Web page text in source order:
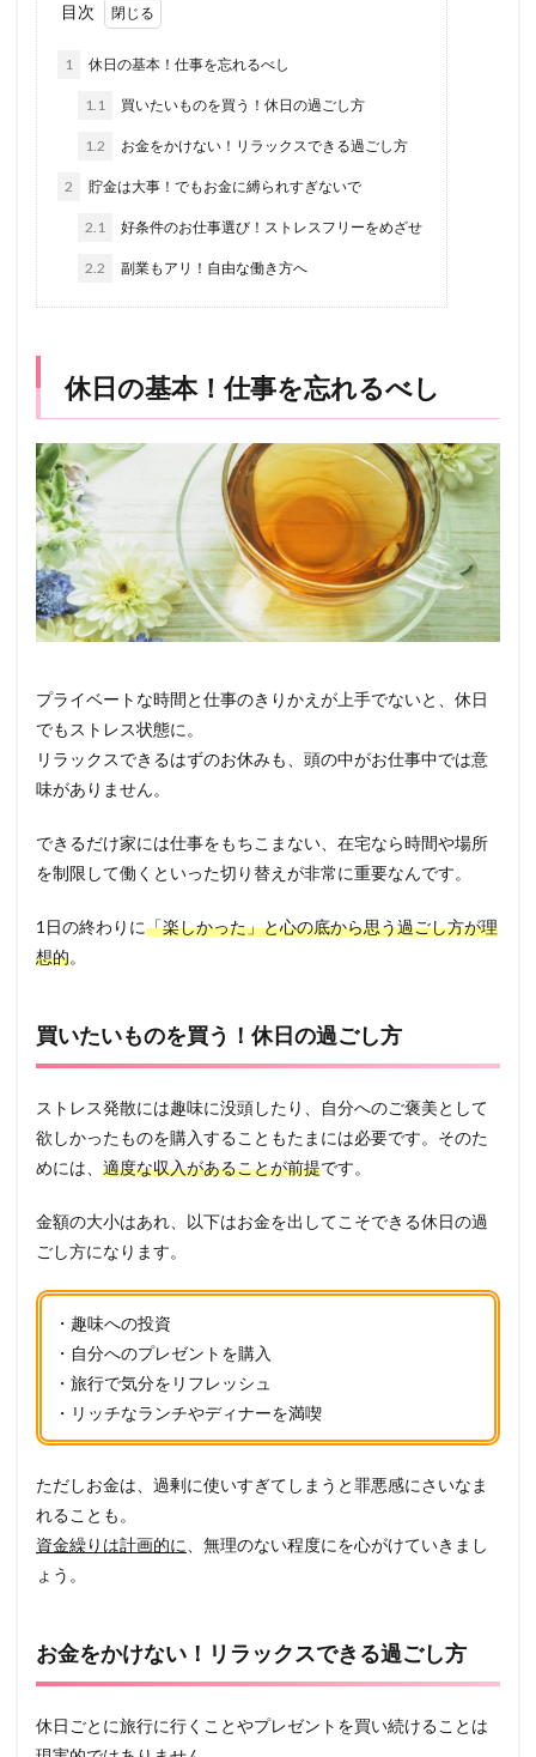
目次
1 休日の基本！仕事を忘れるべし
1.1 買いたいものを買う！休日の過ごし方
1.2 お金をかけない！リラックスできる過ごし方
2 貯金は大事！でもお金に縛られすぎないで
2.1 好条件のお仕事選び！ストレスフリーをめざせ
2.2 副業もアリ！自由な働き方へ
休日の基本！仕事を忘れるべし
プライベートな時間と仕事のきりかえが上手でないと、休日
でもストレス状態に。
リラックスできるはずのお休みも、頭の中がお仕事中では意
味がありません。
できるだけ家には仕事をもちこまない、在宅なら時間や場所
を制限して働くといった切り替えが非常に重要なんです。
1日の終わりに「楽しかった」と心の底から思う過ごし方が理
想的。
買いたいものを買う！休日の過ごし方
ストレス発散には趣味に没頭したり、自分へのご褒美として
欲しかったものを購入することもたまには必要です。そのた
めには、 適度な収入があることが前提です。
金額の大小はあれ、以下はお金を出してこそできる休日の過
ごし方になります。
・趣味への投資
・自分へのプレゼントを購入
・旅行で気分をリフレッシュ
・リッチなランチやディナーを満喫
ただしお金は、過剰に使いすぎてしまうと罪悪感にさいなま
れることも。
資金繰りは計画的に
、無理のない程度にを心がけていきまし
ょう。
お金をかけない！リラックスできる過ごし方
休日ごとに旅行に行くことやプレゼントを買い続けることは